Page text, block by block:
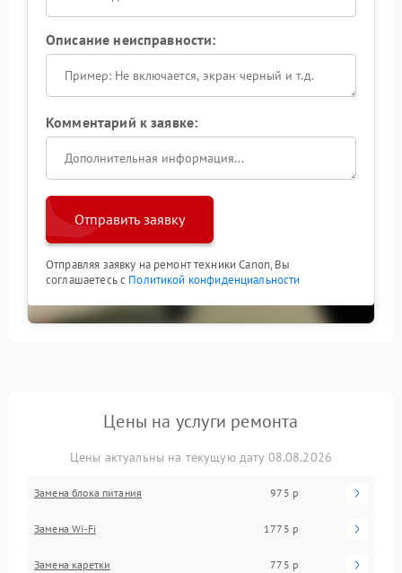
Описание неисправности:
Комментарий к заявке:
Отправить заявку
Отправляя заявку на ремонт техники Canon, Вы
соглашаетесь с Политикой конфиденциальности
Цены на услуги ремонта
Цены актуальны на текущую дату 08.08.2026
Замена блока питания 975 р
Замена Wi-Fi 1775 р
Замена каретки 775 р